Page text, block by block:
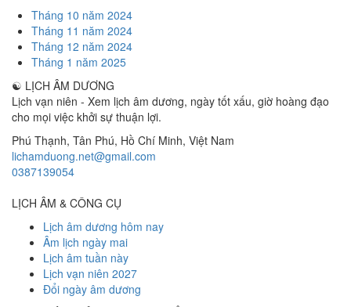
Tháng 10 năm 2024
Tháng 11 năm 2024
Tháng 12 năm 2024
Tháng 1 năm 2025
☯ LỊCH ÂM DƯƠNG
Lịch vạn niên - Xem lịch âm dương, ngày tốt xấu, giờ hoàng đạo
cho mọi việc khởi sự thuận lợi.
Phú Thạnh, Tân Phú, Hồ Chí Minh, Việt Nam
lichamduong.net@gmail.com
0387139054
LỊCH ÂM & CÔNG CỤ
Lịch âm dương hôm nay
Âm lịch ngày mai
Lịch âm tuần này
Lịch vạn niên 2027
Đổi ngày âm dương